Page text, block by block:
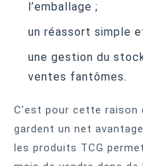
l’emballage ;
un réassort simple
une gestion du
ventes fantômes.
C’est pour cette raison
gardent un net
les produits TCG